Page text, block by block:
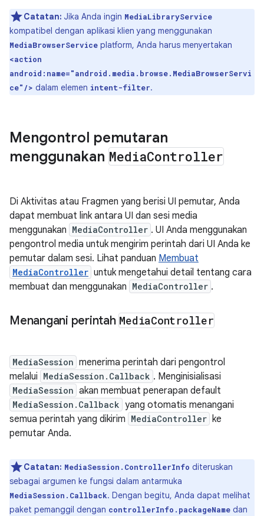
Catatan: Jika Anda ingin MediaLibraryService
kompatibel dengan aplikasi klien yang menggunakan
MediaBrowserService platform, Anda harus menyertakan
<action
android:name="android.media.browse.MediaBrowserServi
ce"/> dalam elemen intent-filter.
Mengontrol pemutaran
menggunakan MediaController
Di Aktivitas atau Fragmen yang berisi UI pemutar, Anda
dapat membuat link antara UI dan sesi media
menggunakan MediaController . UI Anda menggunakan
pengontrol media untuk mengirim perintah dari UI Anda ke
pemutar dalam sesi. Lihat panduan Membuat
MediaController untuk mengetahui detail tentang cara
membuat dan menggunakan MediaController .
Menangani perintah MediaController
MediaSession menerima perintah dari pengontrol
melalui MediaSession.Callback . Menginisialisasi
MediaSession akan membuat penerapan default
MediaSession.Callback yang otomatis menangani
semua perintah yang dikirim MediaController ke
pemutar Anda.
Catatan: MediaSession.ControllerInfo diteruskan
sebagai argumen ke fungsi dalam antarmuka
MediaSession.Callback. Dengan begitu, Anda dapat melihat
paket pemanggil dengan controllerInfo.packageName dan